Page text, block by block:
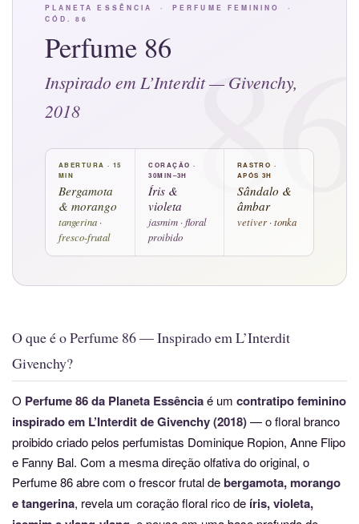
PLANETA ESSÊNCIA · PERFUME FEMININO ·
CÓD. 86
Perfume 86
Inspirado em L’Interdit — Givenchy,
2018
ABERTURA · 15
MIN
Bergamota
& morango
tangerina ·
fresco-frutal
CORAÇÃO ·
30MIN–3H
Íris &
violeta
jasmim · floral
proibido
RASTRO ·
APÓS 3H
Sândalo &
âmbar
vetiver · tonka
O que é o Perfume 86 — Inspirado em L’Interdit
Givenchy?
O Perfume 86 da Planeta Essênciaé um contratipo feminino
inspirado em L’Interdit de Givenchy (2018)— o floral branco
proibido criado pelos perfumistas Dominique Ropion, Anne Flipo
e Fanny Bal. Com a mesma direção olfativa do original, o
Perfume 86 abre com o frescor frutal debergamota, morango
e tangerina, revela um coração floral rico de íris, violeta,